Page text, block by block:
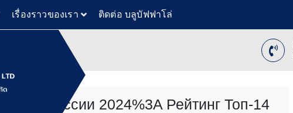
เรื่องราวของเรา ติดต่อ บลูบัฟฟาโล่
же России 2024%3A Рейтинг Топ-14